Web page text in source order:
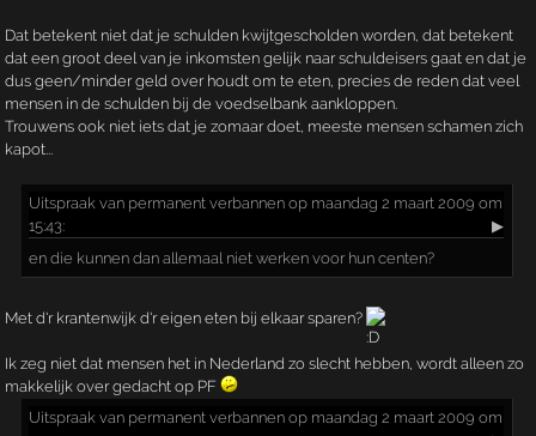
Dat betekent niet dat je schulden kwijtgescholden worden, dat betekent
dat een groot deel van je inkomsten gelijk naar schuldeisers gaat en dat je
dus geen/minder geld over houdt om te eten, precies de reden dat veel
mensen in de schulden bij de voedselbank aankloppen.
Trouwens ook niet iets dat je zomaar doet, meeste mensen schamen zich
kapot...
Uitspraak van permanent verbannen op maandag 2 maart 2009 om
15:43:
▶
en die kunnen dan allemaal niet werken voor hun centen?
Met d'r krantenwijk d'r eigen eten bij elkaar sparen?
Ik zeg niet dat mensen het in Nederland zo slecht hebben, wordt alleen zo
makkelijk over gedacht op PF
Uitspraak van permanent verbannen op maandag 2 maart 2009 om